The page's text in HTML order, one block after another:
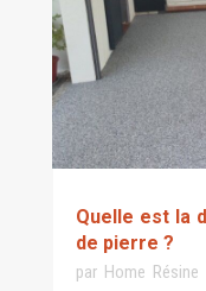
Quelle est la
de pierre ?
par Home Résine